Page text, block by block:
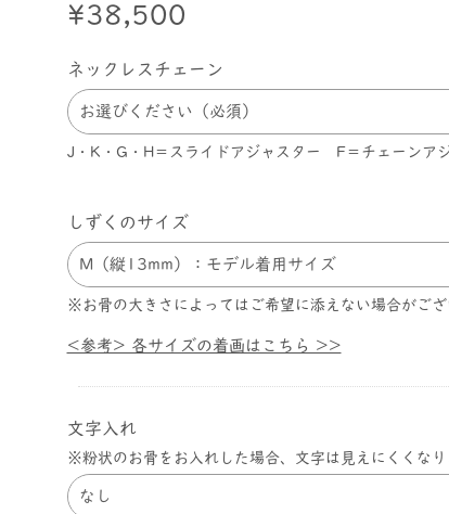
¥38,500
ネックレスチェーン
J・K・G・H＝スライドアジャスター F＝チェーンア
しずくのサイズ
※お骨の大きさによってはご希望に添えない場合がござ
<参考> 各サイズの着画はこちら >>
文字入れ
※粉状のお骨をお入れした場合、文字は見えにくくなり